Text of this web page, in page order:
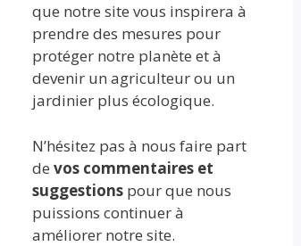
que notre site vous inspirera à
prendre des mesures pour
protéger notre planète et à
devenir un agriculteur ou un
jardinier plus écologique.
N’hésitez pas à nous faire part
devos commentaires et
suggestions pour que nous
puissions continuer à
améliorer notre site.